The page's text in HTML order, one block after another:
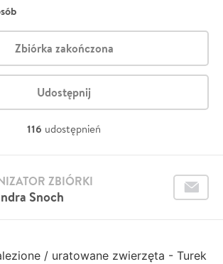
Zbiórka zakończona
Udostępnij
116 udostępnień
Snoch
ZBIÓRKI
/ uratowane zwierzęta - Turek